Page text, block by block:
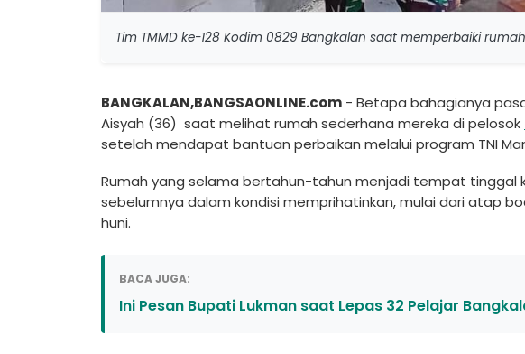
Tim TMMD ke-128 Kodim 0829 Bangkalan saat memperbaiki
BANGKALAN,BANGSAONLINE.com - Betapa bahagianya
Aisyah (36) saat melihat rumah sederhana mereka di pelosok
setelah mendapat bantuan perbaikan melalui program TNI
Rumah yang selama bertahun-tahun menjadi tempat tinggal
sebelumnya dalam kondisi memprihatinkan, mulai dari atap
huni.
BACA JUGA:
Ini Pesan Bupati Lukman saat Lepas 32 Pelajar